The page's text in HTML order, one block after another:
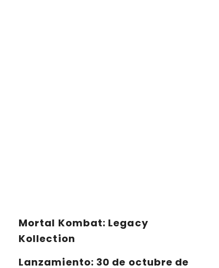
Mortal Kombat: Legacy
Kollection
Lanzamiento: 30 de octubre de